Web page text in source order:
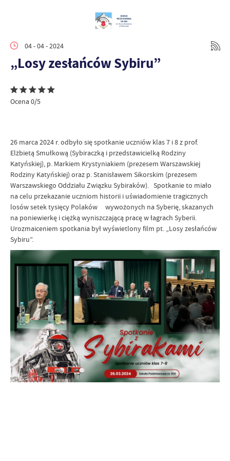
04 - 04 - 2024
„Losy zesłańców Sybiru”
Ocena 0/5
26 marca 2024 r. odbyło się spotkanie uczniów klas 7 i 8 z prof.
Elżbietą Smułkową (Sybiraczką i przedstawicielką Rodziny
Katyńskiej), p. Markiem Krystyniakiem (prezesem Warszawskiej
Rodziny Katyńskiej) oraz p. Stanisławem Sikorskim (prezesem
Warszawskiego Oddziału Związku Sybiraków). Spotkanie to miało
na celu przekazanie uczniom historii i uświadomienie tragicznych
losów setek tysięcy Polaków wywożonych na Syberię, skazanych
na poniewierkę i ciężką wyniszczającą pracę w łagrach Syberii.
Urozmaiceniem spotkania był wyświetlony film pt. „Losy zesłańców
Sybiru”.